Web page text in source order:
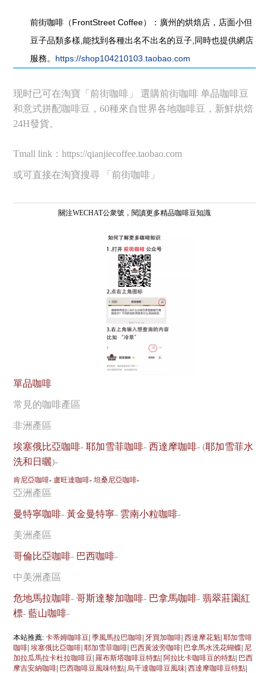
前街咖啡（FrontStreet Coffee）：廣州的烘焙店，店面小但
豆子品類多樣,能找到各種出名不出名的豆子,同時也提供網店
服務。 https://shop104210103.taobao.com
现时已可在淘寶「前街咖啡」 選購前街咖啡 单品咖啡豆
和意式拼配咖啡豆，60種來自世界各地咖啡豆，新鮮烘焙
24H發貨。
Tmall link：https://qianjiecoffee.taobao.com
或可直接在淘寶搜尋 「前街咖啡」
關注WECHAT公衆號，閱讀更多精品咖啡豆知識
單品咖啡
常見的咖啡產區
非洲產區
埃塞俄比亞咖啡-耶加雪菲咖啡-西達摩咖啡- (耶加雪菲水
洗和日曬)-
肯尼亞咖啡- 盧旺達咖啡-坦桑尼亞咖啡-
亞洲產區
曼特寧咖啡-黃金曼特寧- 雲南小粒咖啡-
美洲產區
哥倫比亞咖啡- 巴西咖啡-
中美洲產區
危地馬拉咖啡-哥斯達黎加咖啡- 巴拿馬咖啡-翡翠莊園紅
標-藍山咖啡-
本站推薦:卡蒂姆咖啡豆|季風馬拉巴咖啡| 牙買加咖啡|西達摩花魁|耶加雪啡
咖啡|埃塞俄比亞咖啡|耶加雪菲咖啡| 巴西黃波旁咖啡| 巴拿馬水洗花蝴蝶| 尼
加拉瓜馬拉卡杜拉咖啡豆|羅布斯塔咖啡豆特點|阿拉比卡咖啡豆的特點| 巴西
摩吉安納咖啡| 巴西咖啡豆風味特點| 烏干達咖啡豆風味|西達摩咖啡豆特點|